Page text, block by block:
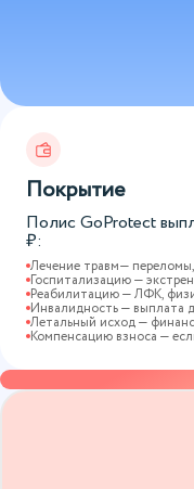
Покрытие
Полис GoProtect
₽:
Лечение травм—
Госпитализацию —
Реабилитацию — ЛФК,
Инвалидность — выплата
Летальный исход —
Компенсацию взноса —